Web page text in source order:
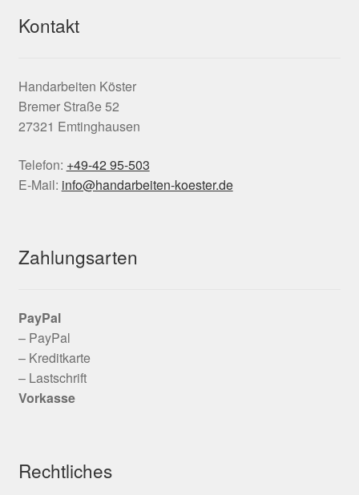
Kontakt
Handarbeiten Köster
Bremer Straße 52
27321 Emtinghausen
Telefon: +49-42 95-503
E-Mail: info@handarbeiten-koester.de
Zahlungsarten
PayPal
– PayPal
– Kreditkarte
– Lastschrift
Vorkasse
Rechtliches